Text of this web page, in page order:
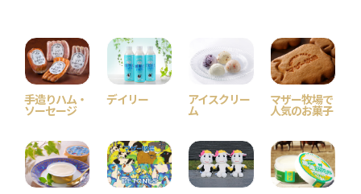
手造りハム・
ソーセージ
デイリー アイスクリー
ム
マザー牧場で
人気のお菓子